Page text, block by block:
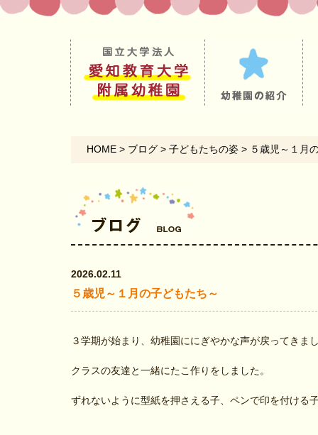
HOME > ブログ > 子どもたちの姿 > ５歳児～１月
2026.02.11
５歳児～１月の子どもたち～
３学期が始まり、幼稚園ににぎやかな声が戻ってきま
クラスの友達と一緒にたこ作りをしました。
ずれないように型紙を押さえる子、ペンで印を付ける